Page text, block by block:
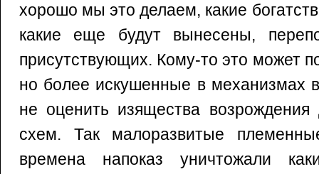
хорошо мы это делаем, какие
какие еще будут вынесены,
присутствующих. Кому-то это может
но более искушенные в механизмах
не оценить изящества возрождения
схем. Так малоразвитые
времена напоказ уничтожали